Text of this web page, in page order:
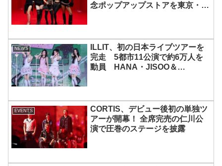
念ポップアップストアを東京・原
NEWS
ILLIT、初の日本ライブツアーを
完走 5都市11公演で約6万人を
動員 HANA・JISOO＆
EVENTS
CORTIS、デビュー後初の単独ツ
アーが開幕！ 全席完売の仁川公
演で圧巻のステージを披露